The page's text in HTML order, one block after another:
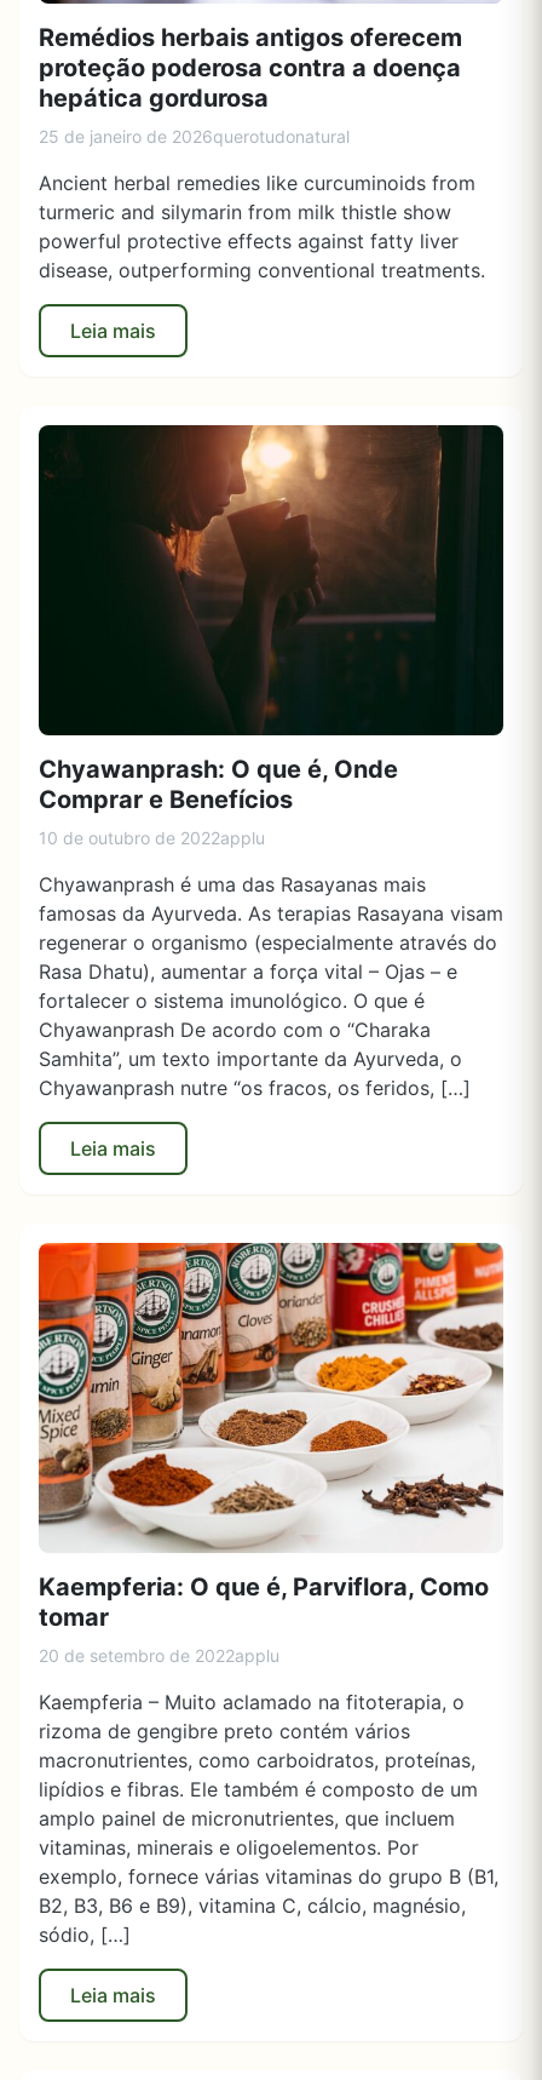
Remédios herbais antigos oferecem
proteção poderosa contra a doença
hepática gordurosa
25 de janeiro de 2026querotudonatural
Ancient herbal remedies like curcuminoids from
turmeric and silymarin from milk thistle show
powerful protective effects against fatty liver
disease, outperforming conventional treatments.
Leia mais
Chyawanprash: O que é, Onde
Comprar e Benefícios
10 de outubro de 2022applu
Chyawanprash é uma das Rasayanas mais
famosas da Ayurveda. As terapias Rasayana visam
regenerar o organismo (especialmente através do
Rasa Dhatu), aumentar a força vital – Ojas – e
fortalecer o sistema imunológico. O que é
Chyawanprash De acordo com o “Charaka
Samhita”, um texto importante da Ayurveda, o
Chyawanprash nutre “os fracos, os feridos, […]
Leia mais
Kaempferia: O que é, Parviflora, Como
tomar
20 de setembro de 2022applu
Kaempferia – Muito aclamado na fitoterapia, o
rizoma de gengibre preto contém vários
macronutrientes, como carboidratos, proteínas,
lipídios e fibras. Ele também é composto de um
amplo painel de micronutrientes, que incluem
vitaminas, minerais e oligoelementos. Por
exemplo, fornece várias vitaminas do grupo B (B1,
B2, B3, B6 e B9), vitamina C, cálcio, magnésio,
sódio, […]
Leia mais